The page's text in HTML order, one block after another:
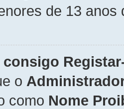
de 13 anos
consigo
o
como Nome